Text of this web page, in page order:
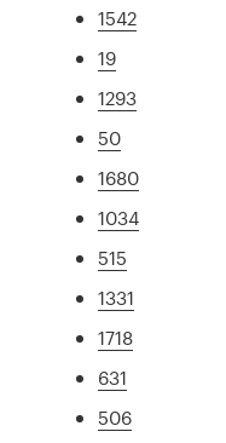
1542
19
1293
50
1680
1034
515
1331
1718
631
506